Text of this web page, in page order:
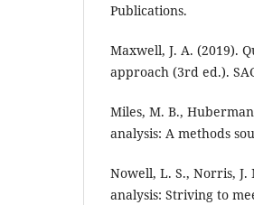
Publications.
Maxwell, J. A. (2019).
approach (3rd ed.).
Miles, M. B.,
analysis: A methods
Nowell, L. S., Norris, J.
analysis: Striving to